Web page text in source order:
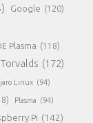
Google (120)
Plasma (118)
(172)
Linux (94)
Plasma (94)
Pi (142)